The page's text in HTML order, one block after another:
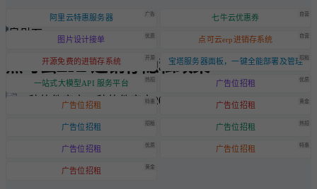
点可云
点可云ERP进销存隐私政策
一秒软件官方2024-6-20
阿里云特惠服务器 广告 七牛云优惠券 自营
图片设计接单 优质 点可云erp进销存系统 自营
开源免费的进销存系统 开源 宝塔服务器面板，一键全能部署及管理招租
一站式大模型API 服务平台 热招 广告位招租 优质
广告位招租 特惠 广告位招租 黄金
广告位招租 招租 广告位招租 热招
广告位招租 优质 广告位招租 特惠
广告位招租 黄金